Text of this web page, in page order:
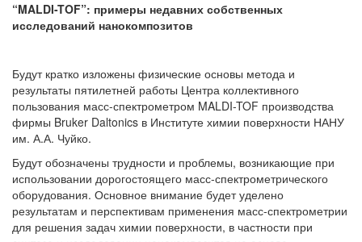
“MALDI-TOF”: примеры недавних собственных
исследований нанокомпозитов
Будут кратко изложены физические основы метода и
результаты пятилетней работы Центра коллективного
пользования масс-спектрометром MALDI-TOF производства
фирмы Bruker Daltonics в Институте химии поверхности НАНУ
им. А.А. Чуйко.
Будут обозначены трудности и проблемы, возникающие при
использовании дорогостоящего масс-спектрометрического
оборудования. Основное внимание будет уделено
результатам и перспективам применения масс-спектрометрии
для решения задач химии поверхности, в частности при